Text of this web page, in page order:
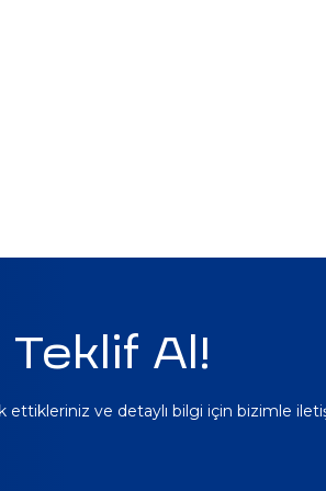
Teklif Al!
ettikleriniz ve detaylı bilgi için bizimle